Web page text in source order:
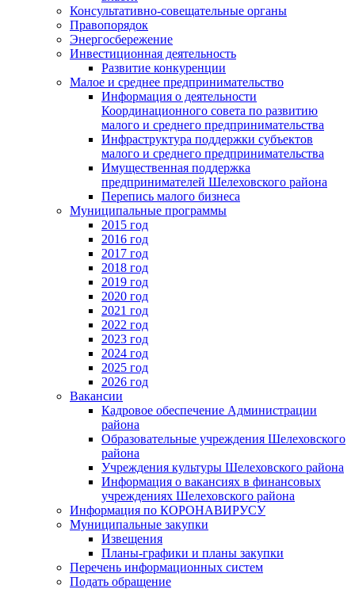
Консультативно-совещательные органы
Правопорядок
Энергосбережение
Инвестиционная деятельность
Развитие конкуренции
Малое и среднее предпринимательство
Информация о деятельности
Координационного совета по развитию
малого и среднего предпринимательства
Инфраструктура поддержки субъектов
малого и среднего предпринимательства
Имущественная поддержка
предпринимателей Шелеховского района
Перепись малого бизнеса
Муниципальные программы
2015 год
2016 год
2017 год
2018 год
2019 год
2020 год
2021 год
2022 год
2023 год
2024 год
2025 год
2026 год
Вакансии
Кадровое обеспечение Администрации
района
Образовательные учреждения Шелеховского
района
Учреждения культуры Шелеховского района
Информация о вакансиях в финансовых
учреждениях Шелеховского района
Информация по КОРОНАВИРУСУ
Муниципальные закупки
Извещения
Планы-графики и планы закупки
Перечень информационных систем
Подать обращение